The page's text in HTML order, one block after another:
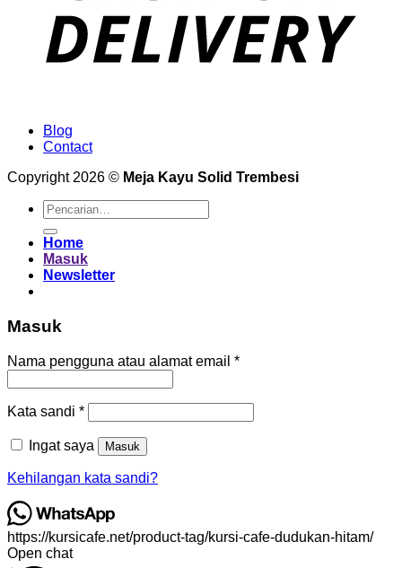
Blog
Contact
Copyright 2026 © Meja Kayu Solid Trembesi
Pencarian
untuk:
Home
Masuk
Newsletter
Masuk
Nama pengguna atau alamat email *Wajib
Kata sandi *Wajib
Ingat saya Masuk
Kehilangan kata sandi?
https://kursicafe.net/product-tag/kursi-cafe-dudukan-hitam/
Open chat